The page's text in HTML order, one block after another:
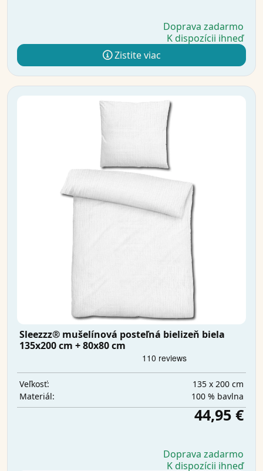
Doprava zadarmo
K dispozícii ihneď
Zistite viac
Sleezzz® mušelínová posteľná bielizeň biela
135x200 cm + 80x80 cm
Veľkosť:
135 x 200 cm
Materiál:
100 % bavlna
44,95 €
Doprava zadarmo
K dispozícii ihneď